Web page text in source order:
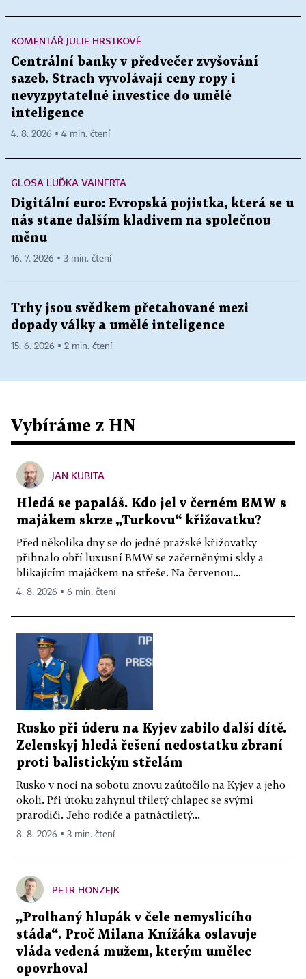
KOMENTÁŘ JULIE HRSTKOVÉ
Centrální banky v předvečer zvyšování
sazeb. Strach vyvolávají ceny ropy i
nevyzpytatelné investice do umělé
inteligence
4. 8. 2026 ▪ 4 min. čtení
GLOSA LUĎKA VAINERTA
Digitální euro: Evropská pojistka, která se u
nás stane dalším kladivem na společnou
měnu
16. 7. 2026 ▪ 3 min. čtení
Trhy jsou svědkem přetahované mezi
dopady války a umělé inteligence
15. 6. 2026 ▪ 2 min. čtení
Vybíráme z HN
JAN KUBITA
Hledá se papaláš. Kdo jel v černém BMW s
majákem skrze „Turkovu“ křižovatku?
Před několika dny se do jedné pražské křižovatky
přihnalo obří luxusní BMW se začerněnými skly a
blikajícím majáčkem na střeše. Na červenou...
4. 8. 2026 ▪ 6 min. čtení
Rusko při úderu na Kyjev zabilo další dítě.
Zelenskyj hledá řešení nedostatku zbraní
proti balistickým střelám
Rusko v noci na sobotu znovu zaútočilo na Kyjev a jeho
okolí. Při útoku zahynul tříletý chlapec se svými
prarodiči. Jeho rodiče a patnáctiletý...
8. 8. 2026 ▪ 3 min. čtení
PETR HONZEJK
„Prolhaný hlupák v čele nemyslícího
stáda“. Proč Milana Knížáka oslavuje
vláda vedená mužem, kterým umělec
opovrhoval